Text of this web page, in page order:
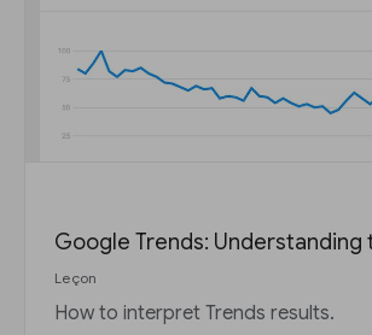
Google Trends: Understanding
Leçon
How to interpret Trends results.